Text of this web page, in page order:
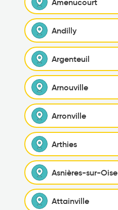
Andilly
Argenteuil
Arnouville
Arronville
Arthies
Asnières-sur-Oise
Attainville